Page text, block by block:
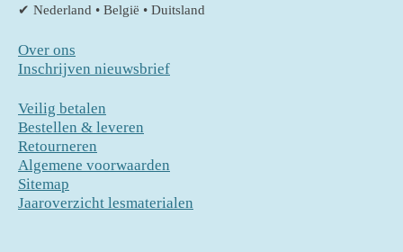
✔ Nederland • België • Duitsland
Over ons
Inschrijven nieuwsbrief
Veilig betalen
Bestellen & leveren
Retourneren
Algemene voorwaarden
Sitemap
Jaaroverzicht lesmaterialen